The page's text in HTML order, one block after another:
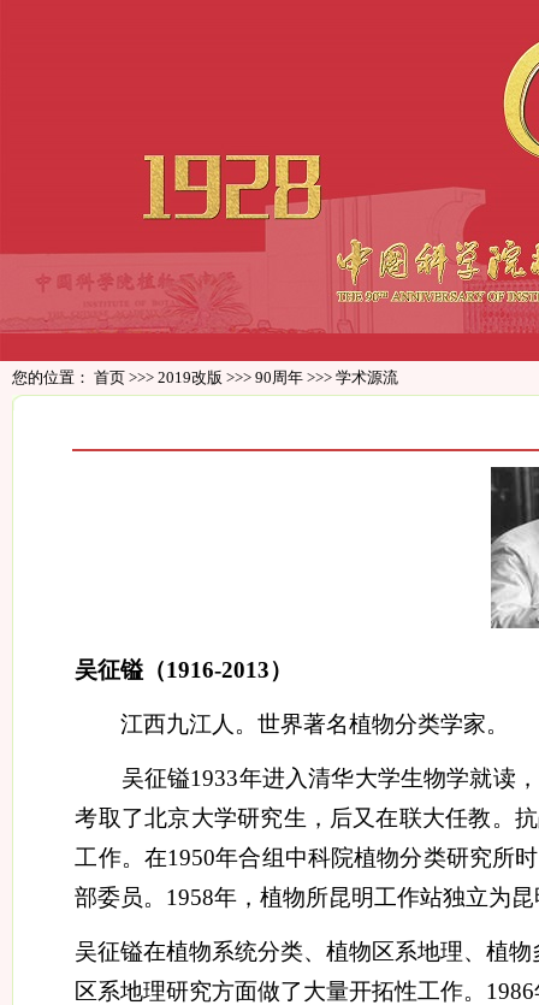
您的位置： 首页 >>> 2019改版 >>> 90周年 >>> 学术源流
吴征镒（1916-2013）
江西九江人。世界著名植物分类学家。
吴征镒1933年进入清华大学生物学就读
考取了北京大学研究生，后又在联大任教。
工作。在1950年合组中科院植物分类研究所
部委员。 1958年，植物所昆明工作站独立为
吴征镒在植物系统分类、植物区系地理、植
区系地理研究方面做了大量开拓性工作。 1986